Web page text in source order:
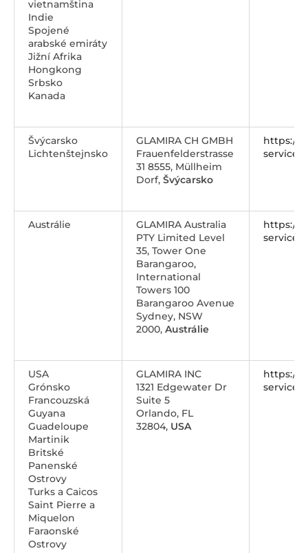
vietnamština
Indie
Spojené
arabské emiráty
Jižní Afrika
Hongkong
Srbsko
Kanada
Švýcarsko
Lichtenštejnsko
GLAMIRA CH GMBH
Frauenfelderstrasse
31 8555, Müllheim
Dorf, Švýcarsko
https://
Austrálie
GLAMIRA Australia
PTY Limited Level
35, Tower One
Barangaroo,
International
Towers 100
Barangaroo Avenue
Sydney, NSW
2000, Austrálie
https://
USA
Grónsko
Francouzská
Guyana
Guadeloupe
Martinik
Britské
Panenské
Ostrovy
Turks a Caicos
Saint Pierre a
Miquelon
Faraonské
Ostrovy
GLAMIRA INC
1321 Edgewater Dr
Suite 5
Orlando, FL
32804, USA
https://